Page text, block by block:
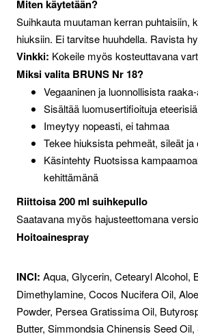
Miten käytetään?
Suihkauta muutaman kerran puhtaisiin,
hiuksiin. Ei tarvitse huuhdella. Ravista
Vinkki: Kokeile myös kosteuttavana
Miksi valita BRUNS Nr 18?
Vegaaninen ja luonnollisista
Sisältää luomusertifioituja
Imeytyy nopeasti, ei tahmaa
Tekee hiuksista pehmeät, sileät ja
Käsintehty Ruotsissa
kehittämänä
Riittoisa 200 ml suihkepullo
Saatavana myös hajusteettomana
Hoitoainespray
INCI: Aqua, Glycerin, Cetearyl Alcohol,
Dimethylamine, Cocos Nucifera Oil,
Powder, Persea Gratissima Oil,
Butter, Simmondsia Chinensis Seed